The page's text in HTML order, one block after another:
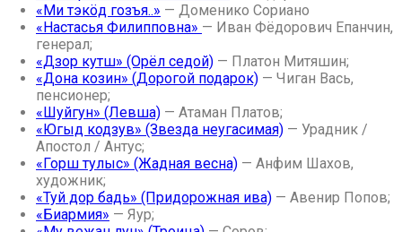
«Ми тэкöд гозъя..» — Доменико Сориано
«Настасья Филипповна» — Иван Фёдорович Епанчин,
генерал;
«Дзор кутш» (Орёл седой) — Платон Митяшин;
«Дона козин» (Дорогой подарок) — Чиган Вась,
пенсионер;
«Шуйгун» (Левша) — Атаман Платов;
«Югыд кодзув» (Звезда неугасимая) — Урадник /
Апостол / Антус;
«Горш тулыс» (Жадная весна) — Анфим Шахов,
художник;
«Туй дор бадь» (Придорожная ива) — Авенир Попов;
«Биармия» — Яур;